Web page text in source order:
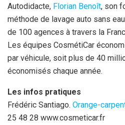
Autodidacte, Florian Benoît, son
méthode de lavage auto sans
de 100 agences à travers la
Les équipes CosmétiCar
par véhicule, soit plus de 40
économisés chaque année.
Les infos pratiques
Frédéric Santiago. Orange-
25 48 28 www.cosmeticar.fr